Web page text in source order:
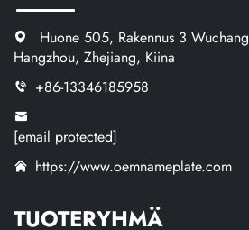
Huone 505, Rakennus 3
Hangzhou, Zhejiang, Kiina
+86-13346185958
[email protected]
https://www.oemnameplate.com
TUOTERYHMÄ